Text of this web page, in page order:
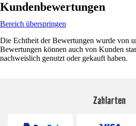
Kundenbewertungen
Bereich überspringen
Die Echtheit der Bewertungen wurde von
Bewertungen können auch von Kunden
nachweislich genutzt oder gekauft haben.
Zahlarten